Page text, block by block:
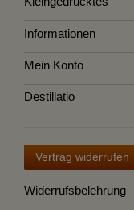
Informationen
Mein Konto
Destillatio
Vertrag widerrufen
Widerrufsbelehrung